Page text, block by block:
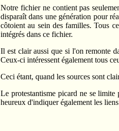
Notre fichier ne contient pas
disparaît dans une génération pour
côtoient au sein des familles. Tous
intégrés dans ce fichier.
Il est clair aussi que si l'on remonte
Ceux-ci intéressent également tous
Ceci étant, quand les sources sont
Le protestantisme picard ne se limite
heureux d'indiquer également les